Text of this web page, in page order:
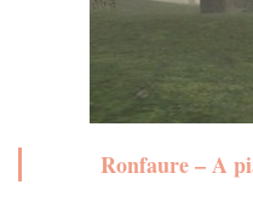
Ronfaure – A